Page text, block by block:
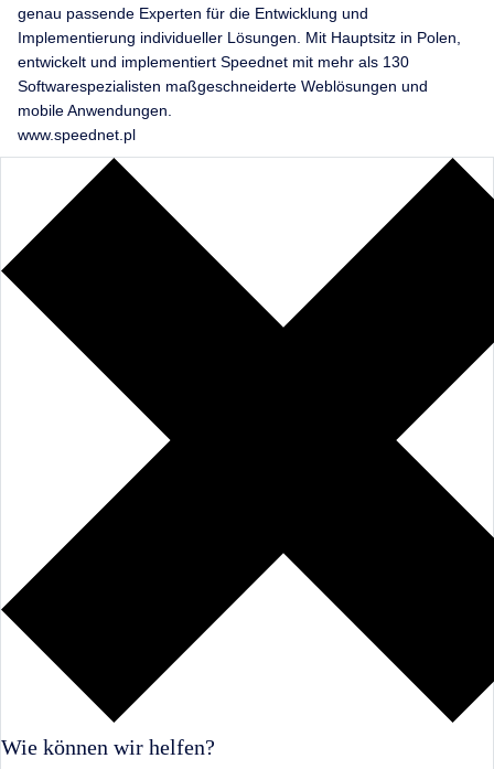
genau passende Experten für die Entwicklung und
Implementierung individueller Lösungen. Mit Hauptsitz in Polen,
entwickelt und implementiert Speednet mit mehr als 130
Software­spezialisten maßgeschneiderte Weblösungen und
mobile Anwendungen.
www.speednet.pl
Wie können wir helfen?